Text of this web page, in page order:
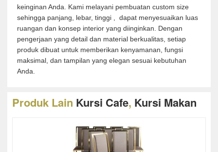
keinginan Anda. Kami melayani pembuatan custom size
sehingga panjang, lebar, tinggi , dapat menyesuaikan luas
ruangan dan konsep interior yang diinginkan. Dengan
pengerjaan yang detail dan material berkualitas, setiap
produk dibuat untuk memberikan kenyamanan, fungsi
maksimal, dan tampilan yang elegan sesuai kebutuhan
Anda.
Produk Lain Kursi Cafe, Kursi Makan